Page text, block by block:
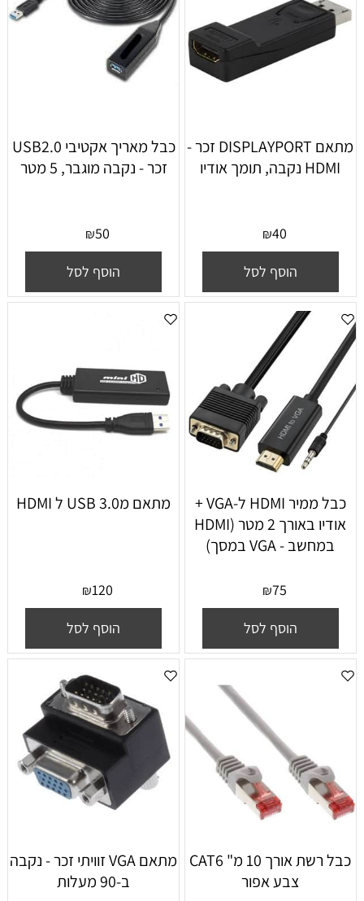
מתאם DISPLAYPORT זכר -
HDMI נקבה, תומך אודיו
₪40
הוסף לסל
כבל מאריך אקטיבי USB2.0
זכר - נקבה מוגבר, 5 מטר
₪50
הוסף לסל
כבל ממיר HDMI ל-VGA +
אודיו באורך 2 מטר (HDMI
במחשב - VGA במסך)
₪75
הוסף לסל
מתאם מUSB 3.0 ל HDMI
₪120
הוסף לסל
כבל רשת אורך 10 מ" CAT6
צבע אפור
מתאם VGA זוויתי זכר - נקבה
ב-90 מעלות